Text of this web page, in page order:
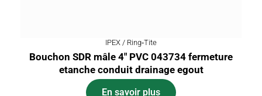
IPEX / Ring‑Tite
Bouchon SDR mâle 4″ PVC 043734 fermeture
etanche conduit drainage egout
En savoir plus